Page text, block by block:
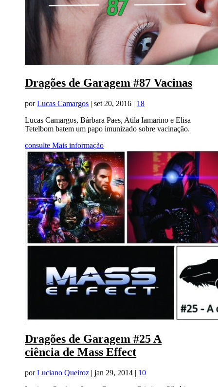
Dragões de Garagem #87 Vacinas
porLucas Camargos |set 20, 2016 | 18
Lucas Camargos, Bárbara Paes, Atila Iamarino e Elisa
Tetelbom batem um papo imunizado sobre vacinação.
consulte Mais informação
Dragões de Garagem #25 A
ciência de Mass Effect
porLuciano Queiroz |jan 29, 2014 | 10